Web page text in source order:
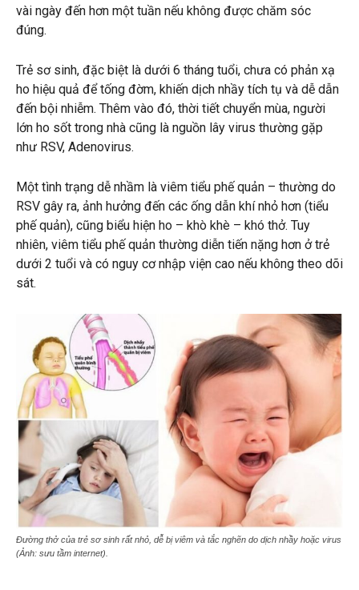
vài ngày đến hơn một tuần nếu không được chăm sóc
đúng.
Trẻ sơ sinh, đặc biệt là dưới 6 tháng tuổi, chưa có phản xạ
ho hiệu quả để tống đờm, khiến dịch nhầy tích tụ và dễ dẫn
đến bội nhiễm. Thêm vào đó, thời tiết chuyển mùa, người
lớn ho sốt trong nhà cũng là nguồn lây virus thường gặp
như RSV, Adenovirus.
Một tình trạng dễ nhầm là viêm tiểu phế quản – thường do
RSV gây ra, ảnh hưởng đến các ống dẫn khí nhỏ hơn (tiểu
phế quản), cũng biểu hiện ho – khò khè – khó thở. Tuy
nhiên, viêm tiểu phế quản thường diễn tiến nặng hơn ở trẻ
dưới 2 tuổi và có nguy cơ nhập viện cao nếu không theo dõi
sát.
Đường thở của trẻ sơ sinh rất nhỏ, dễ bị viêm và tắc nghẽn do dịch nhầy hoặc virus
(Ảnh: sưu tầm internet).